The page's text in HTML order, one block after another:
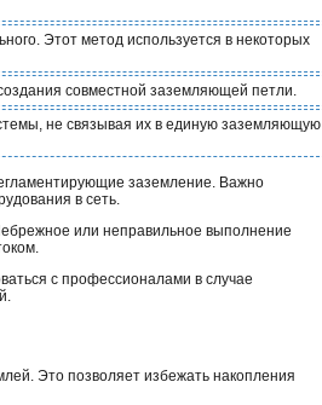
Этот метод используется в некоторых
совместной заземляющей петли.
не связывая их в единую заземляющую
заземление. Важно
в сеть.
или неправильное выполнение
с профессионалами в случае
Это позволяет избежать накопления